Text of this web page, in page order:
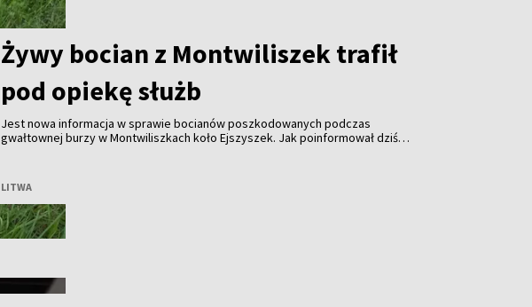
Żywy bocian z Montwiliszek trafił
pod opiekę służb
Jest nowa informacja w sprawie bocianów poszkodowanych podczas
gwałtownej burzy w Montwiliszkach koło Ejszyszek. Jak poinformował dziś
LITWA